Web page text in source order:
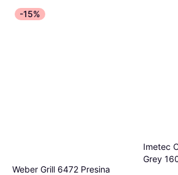
-15%
Weber Grill 6472 Presina
Imetec
Grey